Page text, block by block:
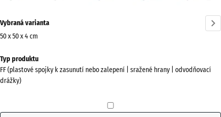
informací
o
Zobrazit
paletu
Břidlicová
Vybraná varianta
50 x 50 x 4 cm
pro
dopravu
500
Typ produktu
FF (plastové spojky k zasunutí nebo zalepení | sražené hrany | odvodňovací
drážky)